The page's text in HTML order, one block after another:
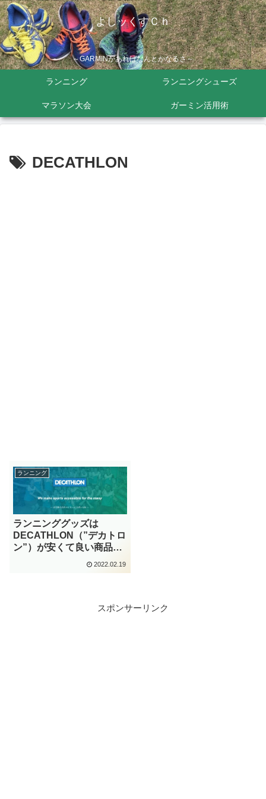
よしッくすＣｈ
～GARMINがあればなんとかなるさ～
ランニング ランニングシューズ
マラソン大会 ガーミン活用術
DECATHLON
ランニング
ランニンググッズは
DECATHLON（”デカトロ
ン”）が安くて良い商品で
2022.02.19
スポンサーリンク